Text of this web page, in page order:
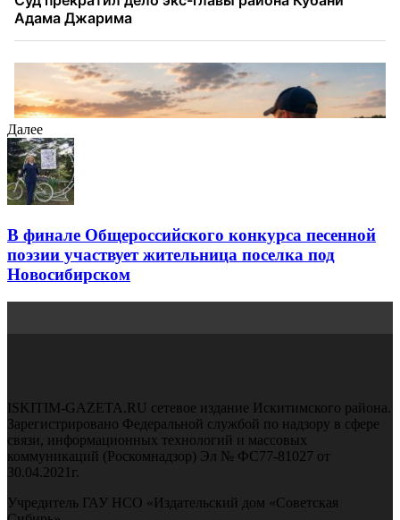
Далее
В финале Общероссийского конкурса песенной
поэзии участвует жительница поселка под
Новосибирском
ISKITIM-GAZETA.RU сетевое издание Искитимского района.
Зарегистрировано Федеральной службой по надзору в сфере
связи, информационных технологий и массовых
коммуникаций (Роскомнадзор) Эл № ФС77-81027 от
30.04.2021г.
Учредитель ГАУ НСО «Издательский дом «Советская